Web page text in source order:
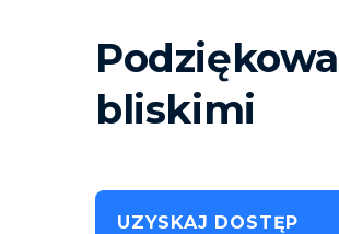
bliskimi
UZYSKAJ DOSTĘP